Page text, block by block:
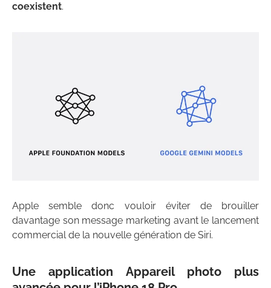
coexistent.
Apple semble donc vouloir éviter de brouiller
davantage son message marketing avant le lancement
commercial de la nouvelle génération de Siri.
Une application Appareil photo plus